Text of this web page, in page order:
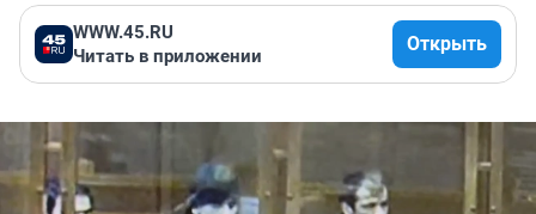
WWW.45.RU
Читать в приложении
Открыть